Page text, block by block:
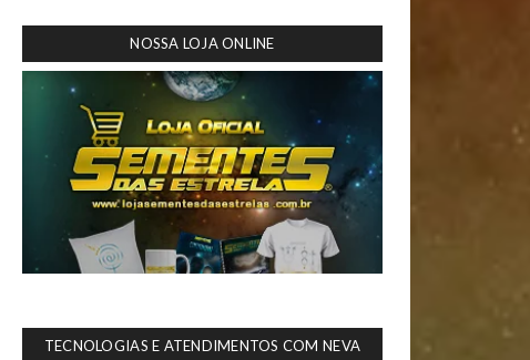
NOSSA LOJA ONLINE
TECNOLOGIAS E ATENDIMENTOS COM NEVA